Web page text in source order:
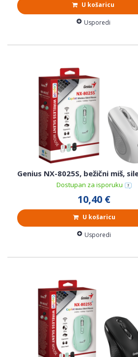
U košaricu
Usporedi
Genius NX-8025S, bežični miš,
Dostupan za isporuku
10,40 €
U košaricu
Usporedi